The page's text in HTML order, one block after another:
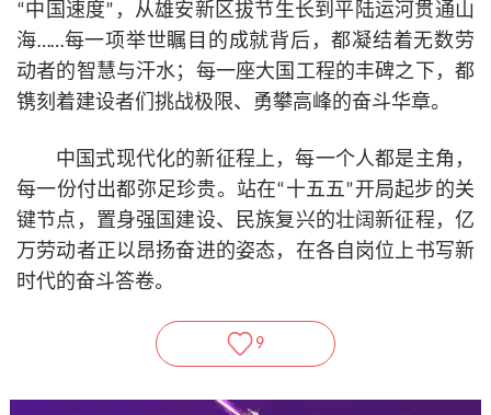
“中国速度”，从雄安新区拔节生长到平陆运河贯通山
海……每一项举世瞩目的成就背后，都凝结着无数劳
动者的智慧与汗水；每一座大国工程的丰碑之下，都
镌刻着建设者们挑战极限、勇攀高峰的奋斗华章。
中国式现代化的新征程上，每一个人都是主角，
每一份付出都弥足珍贵。站在“十五五”开局起步的关
键节点，置身强国建设、民族复兴的壮阔新征程，亿
万劳动者正以昂扬奋进的姿态，在各自岗位上书写新
时代的奋斗答卷。
9